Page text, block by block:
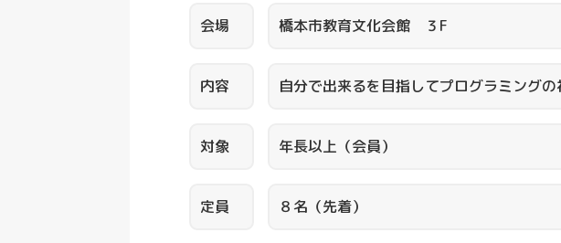
会場 橋本市教育文化会館 ３F
内容 自分で出来るを目指してプログラミングの
対象 年長以上（会員）
定員 ８名（先着）